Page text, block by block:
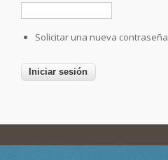
Solicitar una nueva contraseña